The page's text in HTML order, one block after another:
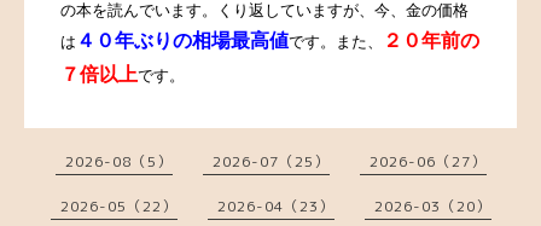
の本を読んでいます。
くり返していますが、今、金の価格
は ４０年ぶりの相場最高値です。また、
２０年前の
７倍以上です。
2026-08（5） 2026-07（25） 2026-06（27）
2026-05（22） 2026-04（23） 2026-03（20）